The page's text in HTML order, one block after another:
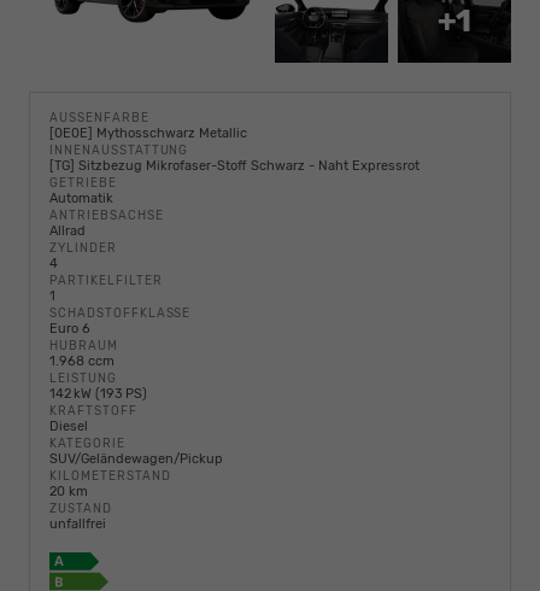
+1
AUSSENFARBE
[0E0E] Mythosschwarz Metallic
INNENAUSSTATTUNG
[TG] Sitzbezug Mikrofaser-Stoff Schwarz - Naht Expressrot
GETRIEBE
Automatik
ANTRIEBSACHSE
Allrad
ZYLINDER
4
PARTIKELFILTER
1
SCHADSTOFFKLASSE
Euro 6
HUBRAUM
1.968 ccm
LEISTUNG
142 kW (193 PS)
KRAFTSTOFF
Diesel
KATEGORIE
SUV/Geländewagen/Pickup
KILOMETERSTAND
20 km
ZUSTAND
unfallfrei